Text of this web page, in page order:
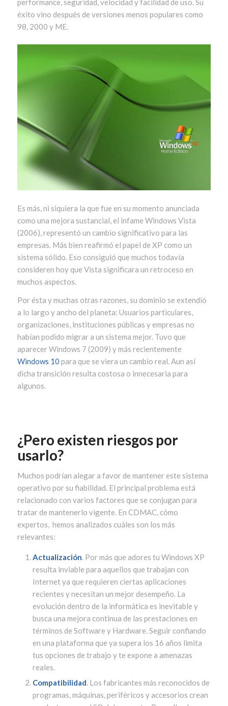
performance, seguridad, velocidad y facilidad de uso. Su
éxito vino después de versiones menos populares como
98, 2000 y ME.
Es más, ni siquiera la que fue en su momento anunciada
como una mejora sustancial, el infame Windows Vista
(2006), representó un cambio significativo para las
empresas. Más bien reafirmó el papel de XP como un
sistema sólido. Eso consiguió que muchos todavía
consideren hoy que Vista significara un retroceso en
muchos aspectos.
Por ésta y muchas otras razones, su dominio se extendió
a lo largo y ancho del planeta: Usuarios particulares,
organizaciones, instituciones públicas y empresas no
habían podido migrar a un sistema mejor. Tuvo que
aparecer Windows 7 (2009) y más recientemente
Windows 10 para que se viera un cambio real. Aun así
dicha transición resulta costosa o innecesaria para
algunos.
¿Pero existen riesgos por
usarlo?
Muchos podrían alegar a favor de mantener este sistema
operativo por su fiabilidad. El principal problema está
relacionado con varios factores que se conjugan para
tratar de mantenerlo vigente. En CDMAC, cómo
expertos, hemos analizados cuáles son los más
relevantes:
Actualización . Por más que adores tu Windows XP
resulta inviable para aquellos que trabajan con
Internet ya que requieren ciertas aplicaciones
recientes y necesitan un mejor desempeño. La
evolución dentro de la informática es inevitable y
busca una mejora continua de las prestaciones en
términos de Software y Hardware. Seguir confiando
en una plataforma que ya supera los 16 años limita
tus opciones de trabajo y te expone a amenazas
reales.
Compatibilidad . Los fabricantes más reconocidos de
programas, máquinas, periféricos y accesorios crean